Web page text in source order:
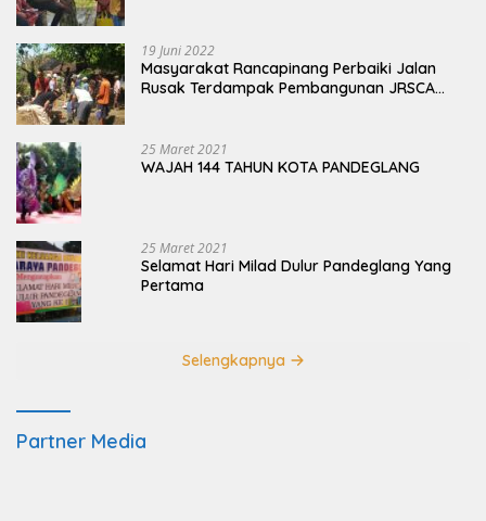
19 Juni 2022
Masyarakat Rancapinang Perbaiki Jalan
Rusak Terdampak Pembangunan JRSCA
25 Maret 2021
WAJAH 144 TAHUN KOTA PANDEGLANG
25 Maret 2021
Selamat Hari Milad Dulur Pandeglang Yang
Pertama
Selengkapnya
Partner Media